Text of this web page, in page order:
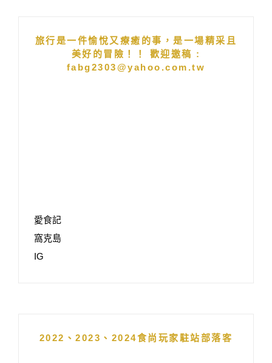
旅行是一件愉悅又療癒的事，是一場精采且
美好的冒險！！ 歡迎邀稿 :
fabg2303@yahoo.com.tw
愛食記
窩克島
IG
2022、2023、2024食尚玩家駐站部落客